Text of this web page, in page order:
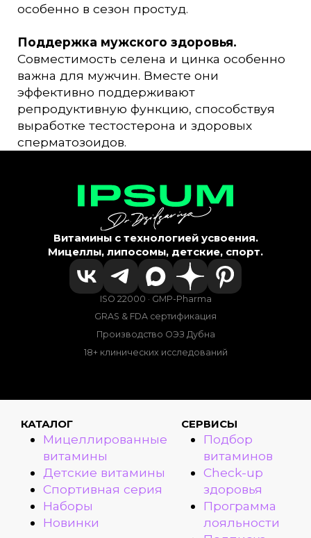
особенно в сезон простуд.
Поддержка мужского здоровья.
Совместимость селена и цинка особенно
важна для мужчин. Вместе они
эффективно поддерживают
репродуктивную функцию, способствуя
выработке тестостерона и здоровых
сперматозоидов.
Витамины с технологией усвоения.
Мицеллы, липосомы, детские, спорт.
ISO 22000 · GMP-Pharma
GRAS & FDA сертификация
Производство ОЭЗ Дубна
18+ клинических исследований
КАТАЛОГ
Мицеллированные
витамины
Детские витамины
Спортивная серия
Наборы
Новинки
СЕРВИСЫ
Подбор
витаминов
Check-up
здоровья
Программа
лояльности